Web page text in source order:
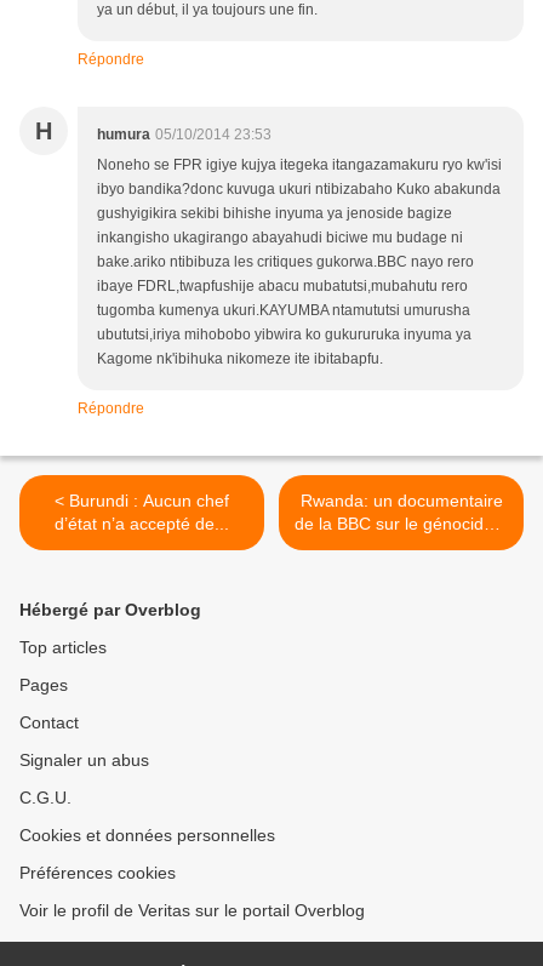
ya un début, il ya toujours une fin.
Répondre
H humura 05/10/2014 23:53
Noneho se FPR igiye kujya itegeka itangazamakuru ryo kw'isi
ibyo bandika?donc kuvuga ukuri ntibizabaho Kuko abakunda
gushyigikira sekibi bihishe inyuma ya jenoside bagize
inkangisho ukagirango abayahudi biciwe mu budage ni
bake.ariko ntibibuza les critiques gukorwa.BBC nayo rero
ibaye FDRL,twapfushije abacu mubatutsi,mubahutu rero
tugomba kumenya ukuri.KAYUMBA ntamututsi umurusha
ubututsi,iriya mihobobo yibwira ko gukururuka inyuma ya
Kagome nk'ibihuka nikomeze ite ibitabapfu.
Répondre
< Burundi : Aucun chef
d’état n’a accepté de...
Rwanda: un documentaire
de la BBC sur le génocide...
>
Hébergé par Overblog
Top articles
Pages
Contact
Signaler un abus
C.G.U.
Cookies et données personnelles
Préférences cookies
Voir le profil de Veritas sur le portail Overblog